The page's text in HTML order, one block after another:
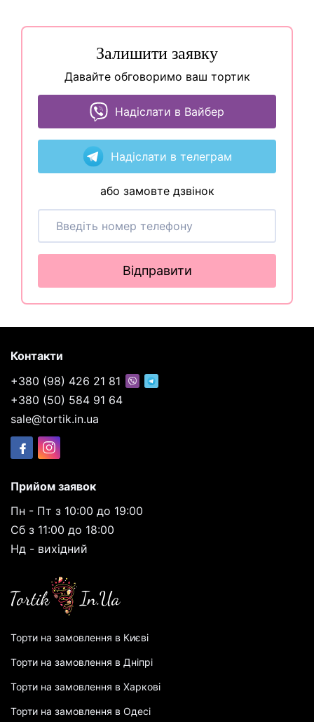
Залишити заявку
Давайте обговоримо ваш тортик
Надіслати в Вайбер
Надіслати в телеграм
або замовте дзвінок
Відправити
Контакти
+380 (98) 426 21 81
+380 (50) 584 91 64
sale@tortik.in.ua
Прийом заявок
Пн - Пт з 10:00 до 19:00
Сб з 11:00 до 18:00
Нд - вихідний
Торти на замовлення в Києві
Торти на замовлення в Дніпрі
Торти на замовлення в Харкові
Торти на замовлення в Одесі